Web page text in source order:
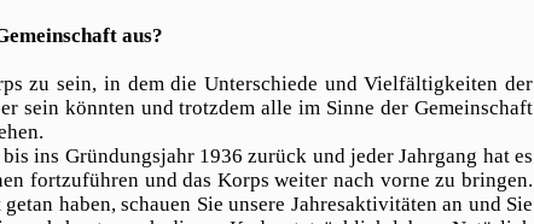
aus?
zu sein, in dem die Unterschiede und Vielfältigkeiten der
sein könnten und trotzdem alle im Sinne der Gemeinschaft
ins Gründungsjahr 1936 zurück und jeder Jahrgang hat es
fortzuführen und das Korps weiter nach vorne zu bringen.
haben, schauen Sie unsere Jahresaktivitäten an und Sie